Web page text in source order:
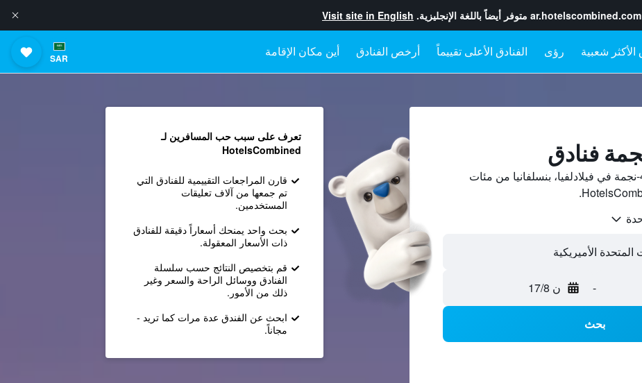
ar.hotelscombined.com متوفر أيضاً باللغة الإنجليزية. Visit site in English
رؤى الفنادق الأعلى تقييماً أرخص الفنادق أين مكان الإقامة SAR
قارن بين أسعار فنادق 4-نجمة في فيلادلفيا، بنسلفانيا من مئات
- ن 17/8
بحث
تعرف على سبب حب المسافرين لـ
HotelsCombined
قارن المراجعات التقييمية للفنادق التي
تم جمعها من آلاف تعليقات
المستخدمين.
بحث واحد يمنحك أسعاراً دقيقة للفنادق
ذات الأسعار المعقولة.
قم بتخصيص النتائج حسب سلسلة
الفنادق ووسائل الراحة والسعر وغير
ذلك من الأمور.
ابحث عن الفندق عدة مرات كما تريد -
مجاناً.